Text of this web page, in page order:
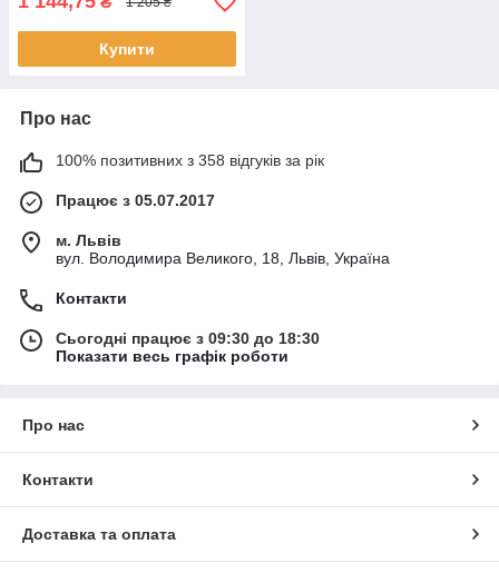
Купити
Про нас
100% позитивних з 358 відгуків за рік
Працює з 05.07.2017
м. Львів
вул. Володимира Великого, 18, Львів, Україна
Контакти
Сьогодні працює з 09:30 до 18:30
Показати весь графік роботи
Про нас
Контакти
Доставка та оплата